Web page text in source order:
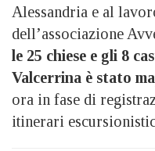
Alessandria e al
dell’associazione
le 25 chiese e gli 8
Valcerrina è stato
ora in fase di
itinerari